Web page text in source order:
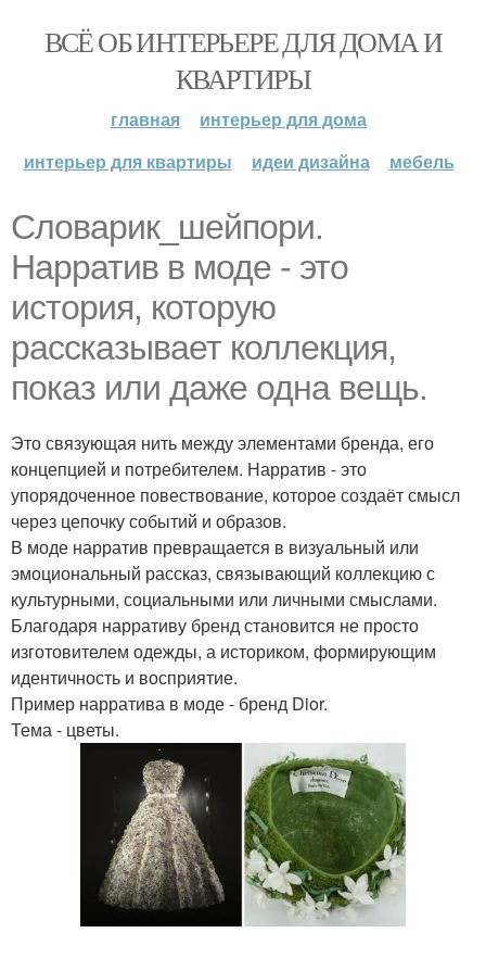
ВСЁ ОБ ИНТЕРЬЕРЕ ДЛЯ ДОМА И
КВАРТИРЫ
главная
интерьер для дома
интерьер для квартиры
идеи дизайна мебель
Словарик_шейпори.
Нарратив в моде - это
история, которую
рассказывает коллекция,
показ или даже одна вещь.
Это связующая нить между элементами бренда, его
концепцией и потребителем. Нарратив - это
упорядоченное повествование, которое создаёт смысл
через цепочку событий и образов.
В моде нарратив превращается в визуальный или
эмоциональный рассказ, связывающий коллекцию с
культурными, социальными или личными смыслами.
Благодаря нарративу бренд становится не просто
изготовителем одежды, а историком, формирующим
идентичность и восприятие.
Пример нарратива в моде - бренд Dior.
Тема - цветы.